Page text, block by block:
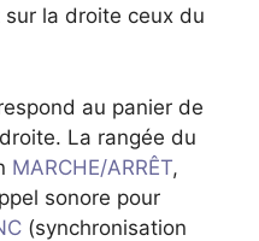
la droite ceux du
au panier de
La rangée du
MARCHE/ARRÊT,
sonore pour
(synchronisation